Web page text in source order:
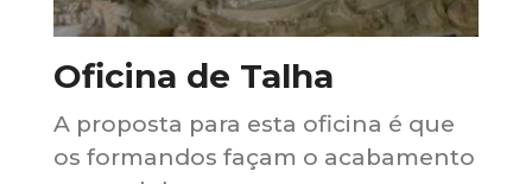
Oficina de Talha
A proposta para esta oficina é que
os formandos façam o acabamento